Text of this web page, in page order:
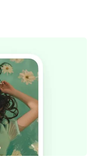
vous permettant